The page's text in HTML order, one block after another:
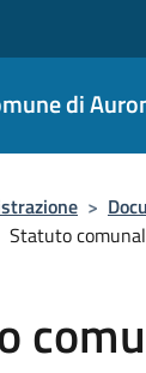
di
>
Statuto